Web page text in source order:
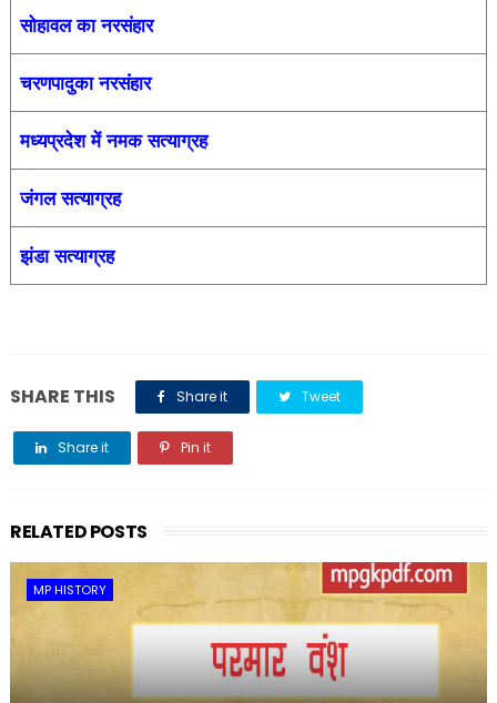
सोहावल का नरसंहार
चरणपादुका नरसंहार
मध्यप्रदेश में नमक सत्याग्रह
जंगल सत्याग्रह
झंडा सत्याग्रह
SHARE THIS Share it Tweet
Share it Pin it
RELATED POSTS
MP HISTORY